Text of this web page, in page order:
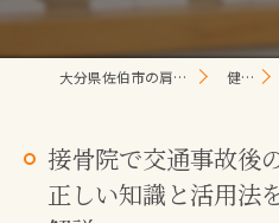
大分県佐伯市の肩こり/頭痛/腰痛 なら晴レルヤ整体院 健康コラム
接骨院で交通事故後
正しい知識と活用法